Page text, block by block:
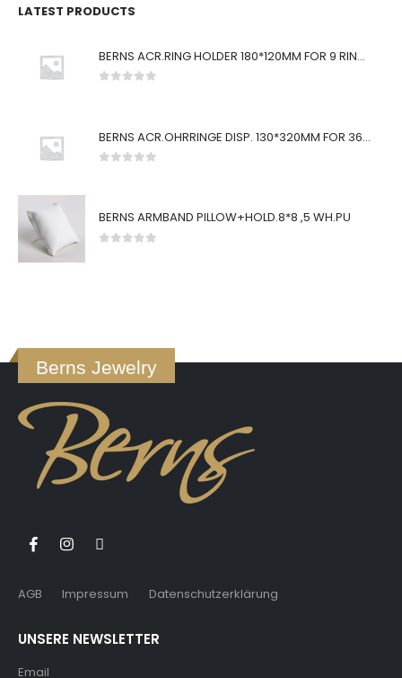
LATEST PRODUCTS
BERNS ACR.RING HOLDER 180*120MM FOR 9 RINGS
BERNS ACR.OHRRINGE DISP. 130*320MM FOR 36 PAIRS
BERNS ARMBAND PILLOW+HOLD.8*8 ,5 WH.PU
Berns Jewelry
AGB Impressum Datenschutzerklärung
UNSERE NEWSLETTER
Email